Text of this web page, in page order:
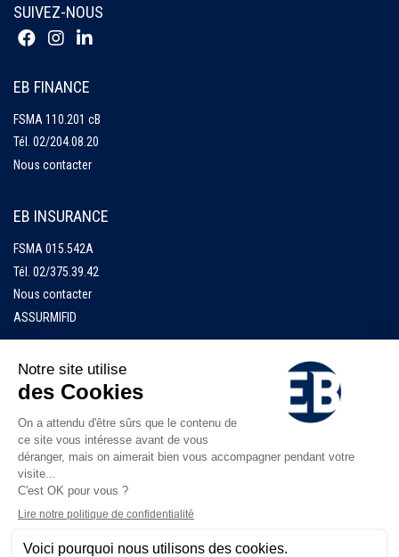
SUIVEZ-NOUS
EB FINANCE
FSMA 110.201 cB
Tél. 02/204.08.20
Nous contacter
EB INSURANCE
FSMA 015.542A
Tél. 02/375.39.42
Nous contacter
ASSURMIFID
Accueil
EB Finance
EB Insurance
Documents
Jobs
Numéros d'urgence